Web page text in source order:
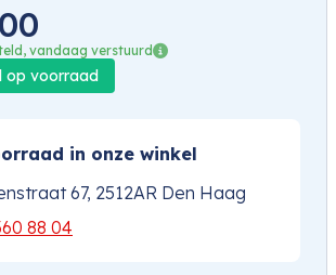
vandaag verstuurd
op voorraad
in onze winkel
67, 2512AR Den Haag
88 04